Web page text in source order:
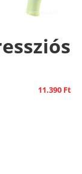
11.390 Ft